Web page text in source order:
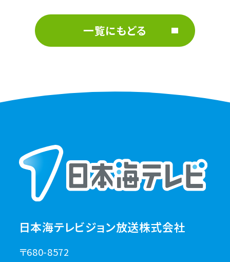
一覧にもどる
日本海テレビジョン放送株式会社
〒680-8572